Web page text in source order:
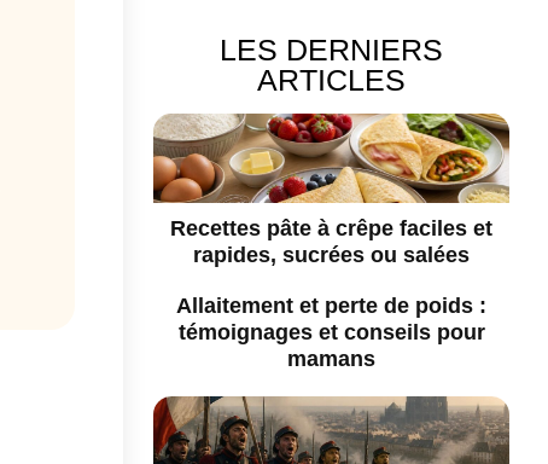
LES DERNIERS
ARTICLES
Recettes pâte à crêpe faciles et
rapides, sucrées ou salées
Allaitement et perte de poids :
témoignages et conseils pour
mamans